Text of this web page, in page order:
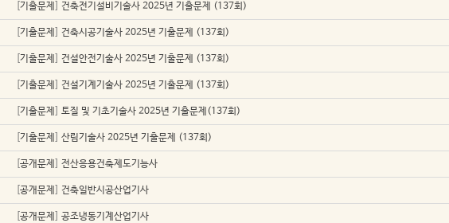
기출문제 건축전기설비기술사 2025년 기출문제 (137회)
기출문제 건축시공기술사 2025년 기출문제 (137회)
기출문제 건설안전기술사 2025년 기출문제 (137회)
기출문제 건설기계기술사 2025년 기출문제 (137회)
기출문제 토질 및 기초기술사 2025년 기출문제(137회)
기출문제 산림기술사 2025년 기출문제 (137회)
공개문제 전산응용건축제도기능사
공개문제 건축일반시공산업기사
공개문제 공조냉동기계산업기사